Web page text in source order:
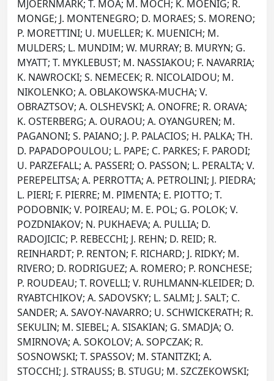
MJOERNMARK; T. MOA; M. MOCH; K. MOENIG; R.
MONGE; J. MONTENEGRO; D. MORAES; S. MORENO;
P. MORETTINI; U. MUELLER; K. MUENICH; M.
MULDERS; L. MUNDIM; W. MURRAY; B. MURYN; G.
MYATT; T. MYKLEBUST; M. NASSIAKOU; F. NAVARRIA;
K. NAWROCKI; S. NEMECEK; R. NICOLAIDOU; M.
NIKOLENKO; A. OBLAKOWSKA-MUCHA; V.
OBRAZTSOV; A. OLSHEVSKI; A. ONOFRE; R. ORAVA;
K. OSTERBERG; A. OURAOU; A. OYANGUREN; M.
PAGANONI; S. PAIANO; J. P. PALACIOS; H. PALKA; TH.
D. PAPADOPOULOU; L. PAPE; C. PARKES; F. PARODI;
U. PARZEFALL; A. PASSERI; O. PASSON; L. PERALTA; V.
PEREPELITSA; A. PERROTTA; A. PETROLINI; J. PIEDRA;
L. PIERI; F. PIERRE; M. PIMENTA; E. PIOTTO; T.
PODOBNIK; V. POIREAU; M. E. POL; G. POLOK; V.
POZDNIAKOV; N. PUKHAEVA; A. PULLIA; D.
RADOJICIC; P. REBECCHI; J. REHN; D. REID; R.
REINHARDT; P. RENTON; F. RICHARD; J. RIDKY; M.
RIVERO; D. RODRIGUEZ; A. ROMERO; P. RONCHESE;
P. ROUDEAU; T. ROVELLI; V. RUHLMANN-KLEIDER; D.
RYABTCHIKOV; A. SADOVSKY; L. SALMI; J. SALT; C.
SANDER; A. SAVOY-NAVARRO; U. SCHWICKERATH; R.
SEKULIN; M. SIEBEL; A. SISAKIAN; G. SMADJA; O.
SMIRNOVA; A. SOKOLOV; A. SOPCZAK; R.
SOSNOWSKI; T. SPASSOV; M. STANITZKI; A.
STOCCHI; J. STRAUSS; B. STUGU; M. SZCZEKOWSKI;